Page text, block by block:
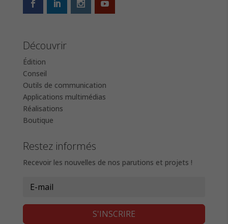
Découvrir
Édition
Conseil
Outils de communication
Applications multimédias
Réalisations
Boutique
Restez informés
Recevoir les nouvelles de nos parutions et projets !
S'INSCRIRE